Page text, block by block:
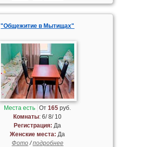
"Общежитие в Мытищах"
Места есть От165 руб.
Комнаты: 6/ 8/ 10
Регистрация: Да
Женские места: Да
Фото/подробнее